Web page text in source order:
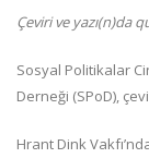
Çeviri ve yazı(n)da
Sosyal Politikalar
Derneği (SPoD),
Hrant Dink